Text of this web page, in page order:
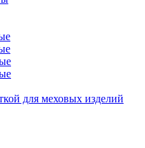
для меховых изделий